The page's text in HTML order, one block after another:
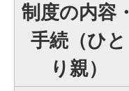
制度の内容・
手続（ひと
り親）